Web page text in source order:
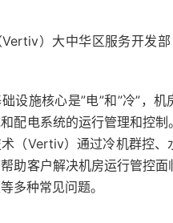
）大中华区服务开发
设施核心是”电”和”冷”，
配电系统的运行管理和控
（Vertiv）通过冷机群控、
助客户解决机房运行管控
多种常见问题。